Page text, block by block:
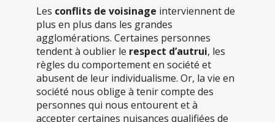
Les conflits de voisinage interviennent de
plus en plus dans les grandes
agglomérations. Certaines personnes
tendent à oublier le respect d’autrui, les
règles du comportement en société et
abusent de leur individualisme. Or, la vie en
société nous oblige à tenir compte des
personnes qui nous entourent et à
accepter certaines nuisances qualifiées de